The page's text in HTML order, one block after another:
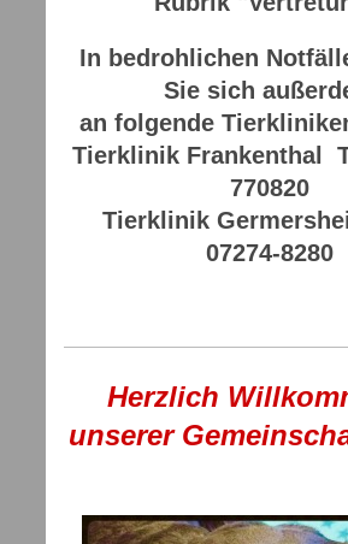
In bedrohlichen
Sie sich
an folgende
Tierklinik Frankenthal
770820
Tierklinik
07274-8280
Herzlich
unserer